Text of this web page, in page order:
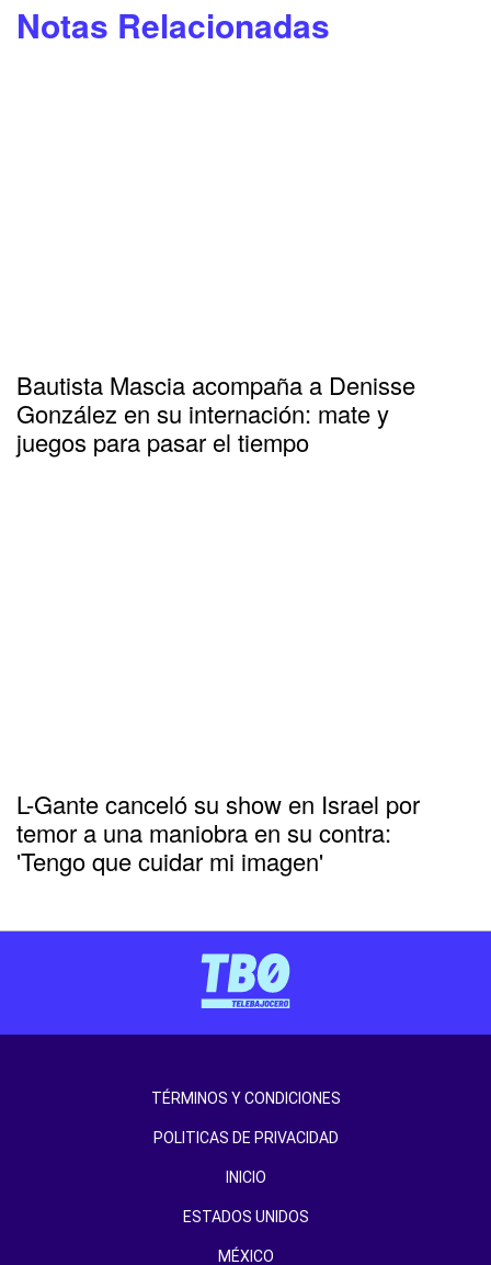
Notas Relacionadas
Bautista Mascia acompaña a Denisse
González en su internación: mate y
juegos para pasar el tiempo
L-Gante canceló su show en Israel por
temor a una maniobra en su contra:
'Tengo que cuidar mi imagen'
TÉRMINOS Y CONDICIONES
POLITICAS DE PRIVACIDAD
INICIO
ESTADOS UNIDOS
MÉXICO